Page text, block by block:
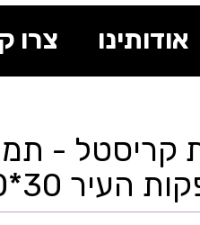
אודותינו צרו
קריסטל -
העיר 30*30